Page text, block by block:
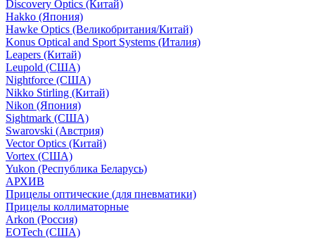
Discovery Optics (Китай)
Hakko (Япония)
Hawke Optics (Великобритания/Китай)
Konus Optical and Sport Systems (Италия)
Leapers (Китай)
Leupold (США)
Nightforce (США)
Nikko Stirling (Китай)
Nikon (Япония)
Sightmark (США)
Swarovski (Австрия)
Vector Optics (Китай)
Vortex (США)
Yukon (Республика Беларусь)
АРХИВ
Прицелы оптические (для пневматики)
Прицелы коллиматорные
Arkon (Россия)
EOTech (США)